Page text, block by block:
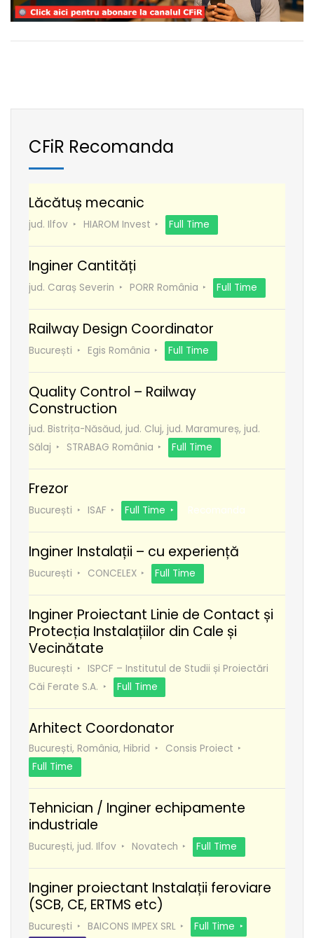
CFiR Recomanda
Lăcătuș mecanic
jud. Ilfov HIAROM Invest Full Time
Inginer Cantități
jud. Caraș Severin PORR România Full Time
Railway Design Coordinator
București Egis România Full Time
Quality Control – Railway
Construction
jud. Bistrița-Năsăud, jud. Cluj, jud. Maramureș, jud.
Sălaj
STRABAG România Full Time
Frezor
București ISAF Full Time Recomanda
Inginer Instalații – cu experiență
București CONCELEX Full Time
Inginer Proiectant Linie de Contact și
Protecția Instalațiilor din Cale și
Vecinătate
București
ISPCF – Institutul de Studii și Proiectări
Căi Ferate S.A.
Full Time
Arhitect Coordonator
București, România, Hibrid
Consis Proiect
Full Time
Tehnician / Inginer echipamente
industriale
București, jud. Ilfov Novatech Full Time
Inginer proiectant Instalații feroviare
(SCB, CE, ERTMS etc)
București BAICONS IMPEX SRL
Full Time